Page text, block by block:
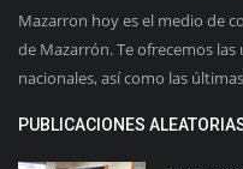
Mazarron hoy es el medio de
de Mazarrón. Te ofrecemos
nacionales, así como las
PUBLICACIONES